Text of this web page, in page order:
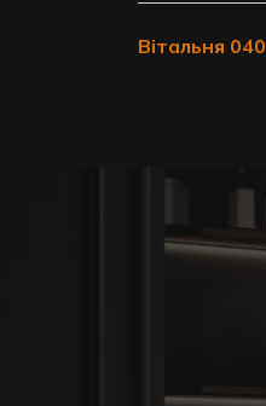
Вітальня 040